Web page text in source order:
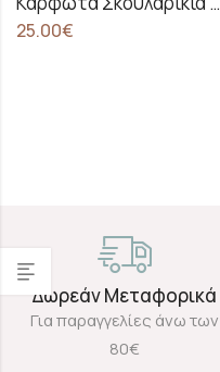
25.00€
Δωρεάν Μεταφορικά
Για παραγγελίες άνω των
80€